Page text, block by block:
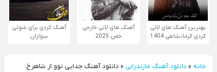
بهترین آهنگ های لاتی
کردی کرمانشاهی 1404
آهنگ های لاتی خارجی
خفن 2025
آهنگ کردی برای شوتی
سواران
خانه» دانلود آهنگ مازندرانی» دانلود آهنگ جدایی نوو از شاهرخ